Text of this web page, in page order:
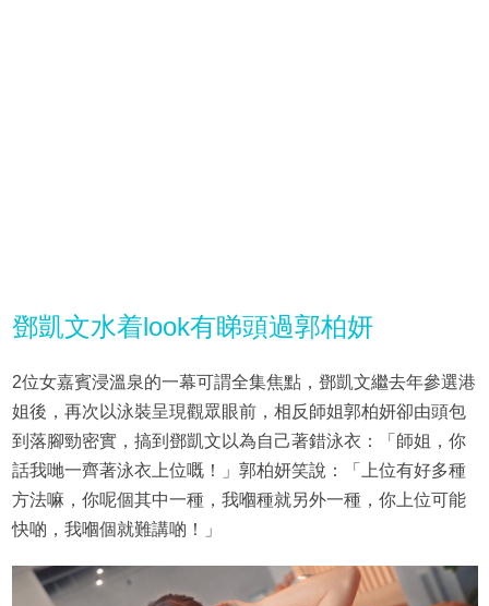
鄧凱文水着look有睇頭過郭柏妍
2位女嘉賓浸溫泉的一幕可謂全集焦點，鄧凱文繼去年參選港
姐後，再次以泳裝呈現觀眾眼前，相反師姐郭柏妍卻由頭包
到落腳勁密實，搞到鄧凱文以為自己著錯泳衣：「師姐，你
話我哋一齊著泳衣上位嘅！」郭柏妍笑說：「上位有好多種
方法嘛，你呢個其中一種，我嗰種就另外一種，你上位可能
快啲，我嗰個就難講啲！」